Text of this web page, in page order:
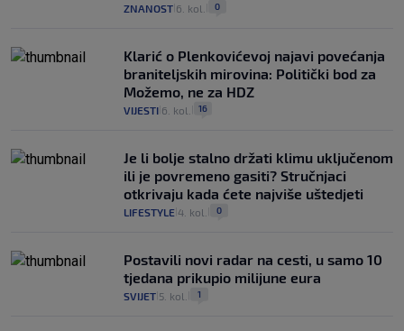
ZNANOST 6. kol. 0
Klarić o Plenkovićevoj najavi povećanja
braniteljskih mirovina: Politički bod za
Možemo, ne za HDZ
VIJESTI 6. kol. 16
Je li bolje stalno držati klimu uključenom
ili je povremeno gasiti? Stručnjaci
otkrivaju kada ćete najviše uštedjeti
LIFESTYLE 4. kol. 0
Postavili novi radar na cesti, u samo 10
tjedana prikupio milijune eura
SVIJET 5. kol. 1